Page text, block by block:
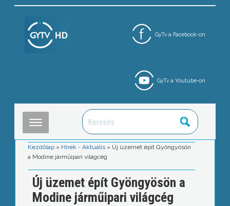
GyTv a Facebook-on
GyTv a Youtube-on
Kezdőlap » Hírek - Aktuális » Új üzemet épít Gyöngyösön
a Modine járműipari világcég
Új üzemet épít Gyöngyösön a
Modine járműipari világcég